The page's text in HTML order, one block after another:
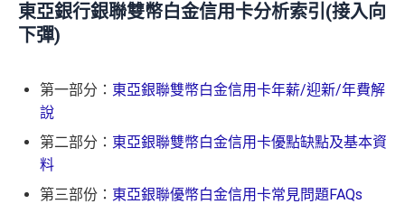
東亞銀行銀聯雙幣白金信用卡分析索引(接入向
下彈)
第一部分： 東亞銀聯雙幣白金信用卡年薪/迎新/年費解
說
第二部分： 東亞銀聯雙幣白金信用卡優點缺點及基本資
料
第三部份： 東亞銀聯優幣白金信用卡常見問題FAQs